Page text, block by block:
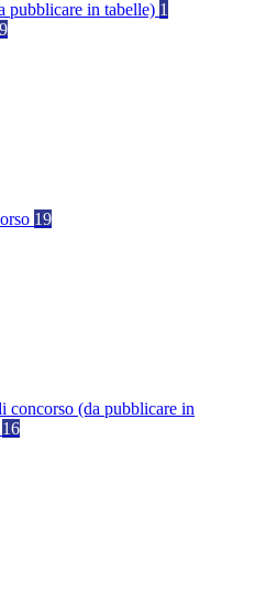
pubblicare in tabelle) 1
19
concorso (da pubblicare in
16